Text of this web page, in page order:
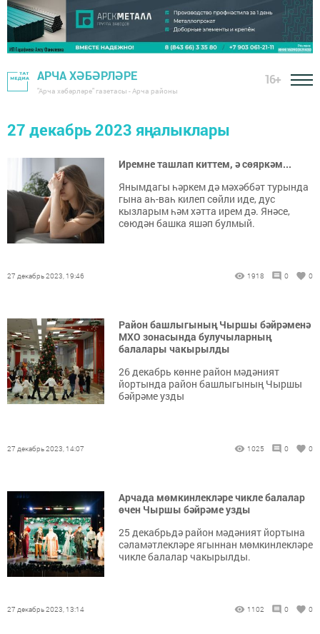
АРЧА ХӘБӘРЛӘРЕ
"Арча хәбәрләре" газетасы - Арча районы
16+
27 декабрь 2023 яңалыклары
Иремне ташлап киттем, ә сөяркәм...
Янымдагы һәркем дә мәхәббәт турында
гына аһ-ваһ килеп сөйли иде, дус
кызларым һәм хәтта ирем дә. Янәсе,
сөюдән башка яшәп булмый.
27 декабрь 2023, 19:46 1918 0 0
Район башлыгының Чыршы бәйрәменә
МХО зонасында булучыларның
балалары чакырылды
26 декабрь көнне район мәдәният
йортында район башлыгының Чыршы
бәйрәме узды
27 декабрь 2023, 14:07 1025 0 0
Арчада мөмкинлекләре чикле балалар
өчен Чыршы бәйрәме узды
25 декабрьдә район мәдәният йортына
сәламәтлекләре ягыннан мөмкинлекләре
чикле балалар чакырылды.
27 декабрь 2023, 13:14 1102 0 0